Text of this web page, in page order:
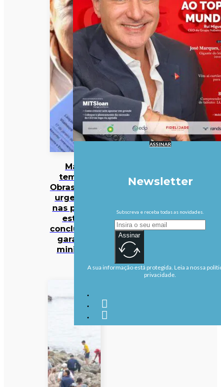
Mau
tempo:
Obras mais
urgentes
nas praias
estão
concluídas,
garante
ministra
ASSINAR
Newsletter
Subscreva e receba todas as novidades.
Assinar
A sua informação está protegida. Leia a nossa
privacidade.